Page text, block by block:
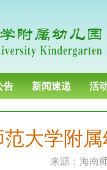
告 新闻速递 活
大学附
来源：海南